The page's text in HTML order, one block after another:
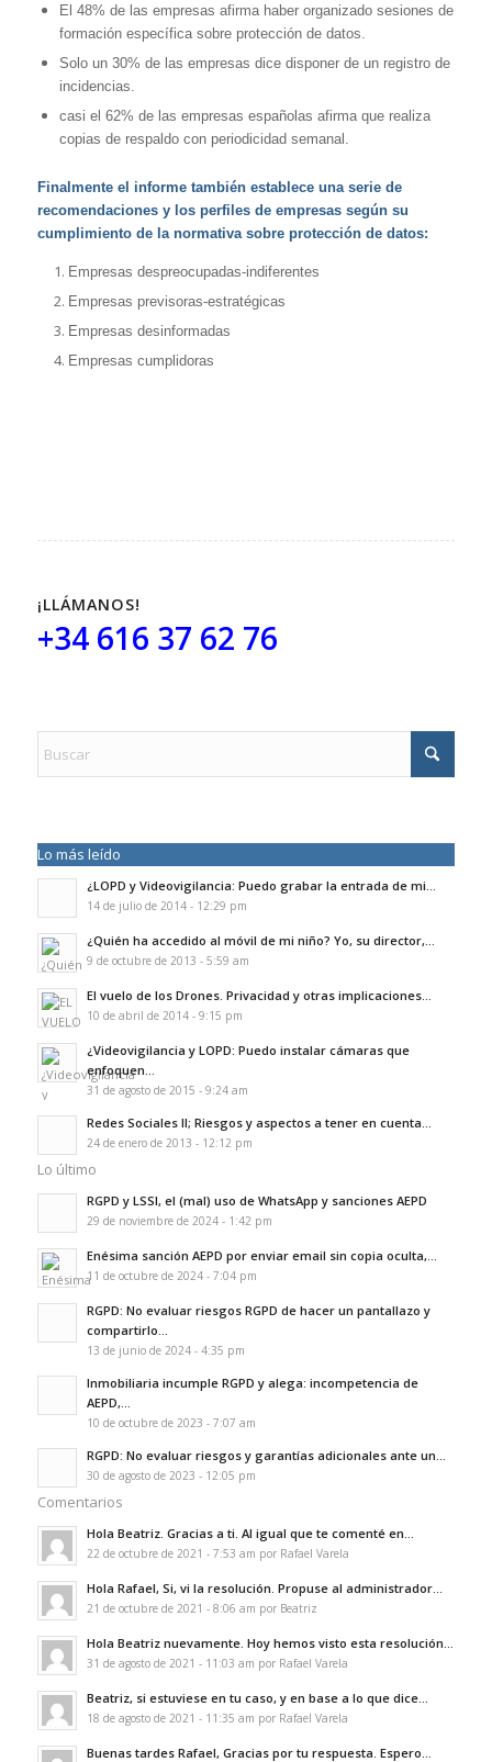
El 48% de las empresas afirma haber organizado sesiones de
formación específica sobre protección de datos.
Solo un 30% de las empresas dice disponer de un registro de
incidencias.
casi el 62% de las empresas españolas afirma que realiza
copias de respaldo con periodicidad semanal.
Finalmente el informe también establece una serie de
recomendaciones y los perfiles de empresas según su
cumplimiento de la normativa sobre protección de datos:
Empresas despreocupadas-indiferentes
Empresas previsoras-estratégicas
Empresas desinformadas
Empresas cumplidoras
¡LLÁMANOS!
+34 616 37 62 76
Lo más leído
¿LOPD y Videovigilancia: Puedo grabar la entrada de mi...
14 de julio de 2014 - 12:29 pm
¿Quién ha accedido al móvil de mi niño? Yo, su director,...
9 de octubre de 2013 - 5:59 am
El vuelo de los Drones. Privacidad y otras implicaciones...
10 de abril de 2014 - 9:15 pm
¿Videovigilancia y LOPD: Puedo instalar cámaras que
enfoquen...
31 de agosto de 2015 - 9:24 am
Redes Sociales II; Riesgos y aspectos a tener en cuenta...
24 de enero de 2013 - 12:12 pm
Lo último
RGPD y LSSI, el (mal) uso de WhatsApp y sanciones AEPD
29 de noviembre de 2024 - 1:42 pm
Enésima sanción AEPD por enviar email sin copia oculta,...
11 de octubre de 2024 - 7:04 pm
RGPD: No evaluar riesgos RGPD de hacer un pantallazo y
compartirlo...
13 de junio de 2024 - 4:35 pm
Inmobiliaria incumple RGPD y alega: incompetencia de
AEPD,...
10 de octubre de 2023 - 7:07 am
RGPD: No evaluar riesgos y garantías adicionales ante un...
30 de agosto de 2023 - 12:05 pm
Comentarios
Hola Beatriz. Gracias a ti. Al igual que te comenté en...
22 de octubre de 2021 - 7:53 am por Rafael Varela
Hola Rafael, Si, vi la resolución. Propuse al administrador...
21 de octubre de 2021 - 8:06 am por Beatriz
Hola Beatriz nuevamente. Hoy hemos visto esta resolución...
31 de agosto de 2021 - 11:03 am por Rafael Varela
Beatriz, si estuviese en tu caso, y en base a lo que dice...
18 de agosto de 2021 - 11:35 am por Rafael Varela
Buenas tardes Rafael, Gracias por tu respuesta. Espero...